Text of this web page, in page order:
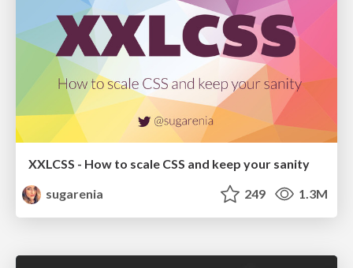
XXLCSS - How to scale CSS and keep your sanity
sugarenia
249 1.3M